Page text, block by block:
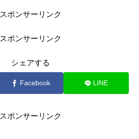
スポンサーリンク
スポンサーリンク
シェアする
Facebook LINE
スポンサーリンク